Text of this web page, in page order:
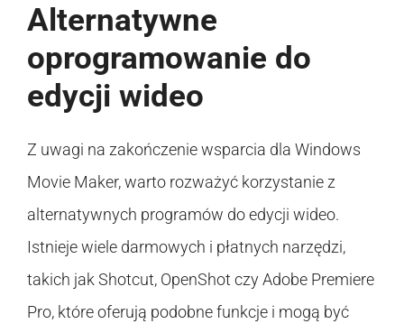
Alternatywne
oprogramowanie do
edycji wideo
Z uwagi na zakończenie wsparcia dla Windows
Movie Maker, warto rozważyć korzystanie z
alternatywnych programów do edycji wideo.
Istnieje wiele darmowych i płatnych narzędzi,
takich jak Shotcut, OpenShot czy Adobe Premiere
Pro, które oferują podobne funkcje i mogą być